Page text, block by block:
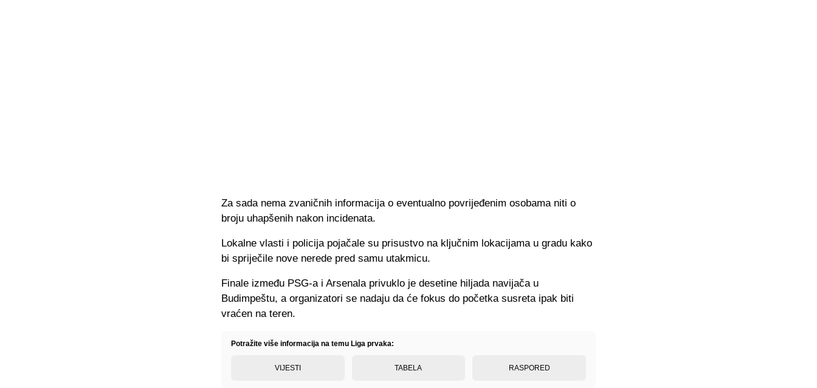
Za sada nema zvaničnih informacija o eventualno povrijeđenim osobama niti o
broju uhapšenih nakon incidenata.
Lokalne vlasti i policija pojačale su prisustvo na ključnim lokacijama u gradu kako
bi spriječile nove nerede pred samu utakmicu.
Finale između PSG-a i Arsenala privuklo je desetine hiljada navijača u
Budimpeštu, a organizatori se nadaju da će fokus do početka susreta ipak biti
vraćen na teren.
Potražite više informacija na temu Liga prvaka:
VIJESTI TABELA RASPORED